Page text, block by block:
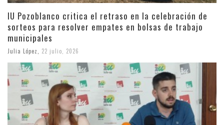
IU Pozoblanco critica el retraso en la celebración de
sorteos para resolver empates en bolsas de trabajo
municipales
Julia López 22 julio, 2026